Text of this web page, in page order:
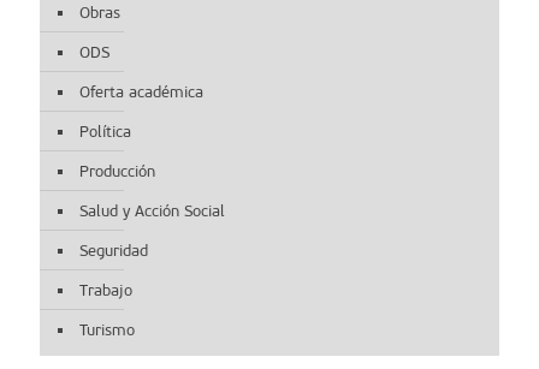
Obras
ODS
Oferta académica
Política
Producción
Salud y Acción Social
Seguridad
Trabajo
Turismo